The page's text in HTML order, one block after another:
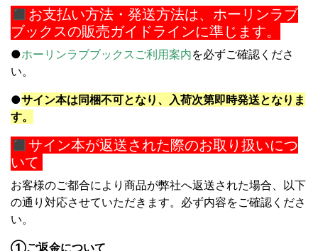
◼︎ お支払い方法・発送方法は、ホーリンラブ
ブックスの販売ガイドラインに準じます。
●ホーリンラブブックスご利用案内を必ずご確認くださ
い。
●サイン本は同梱不可となり、入荷次第即時発送となりま
す。
◼︎サイン本が返送された際のお取り扱いにつ
いて
お客様のご都合により商品が弊社へ返送された場合、以下
の通り対応させていただきます。必ず内容をご確認くださ
い。
①ご返金について